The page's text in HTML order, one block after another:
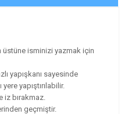
üstüne isminizi yazmak için
yapışkanı sayesinde
yere yapıştırılabilir.
iz bırakmaz.
geçmiştir.